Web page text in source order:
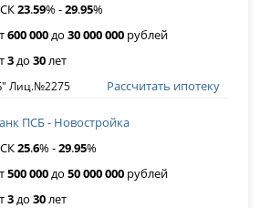
23.59% -29.95%
600 000до30 000 000 рублей
3до30лет
Лиц.№2275 Рассчитать ипотеку
ПСБ - Новостройка
25.6% -29.95%
500 000до50 000 000 рублей
3до30лет